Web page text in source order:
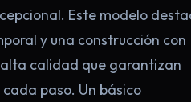
Este modelo
y una construcción con
calidad que garantizan
paso. Un básico
×